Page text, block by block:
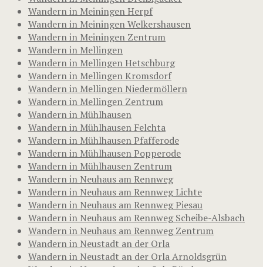
Wandern in Meiningen Herpf
Wandern in Meiningen Welkershausen
Wandern in Meiningen Zentrum
Wandern in Mellingen
Wandern in Mellingen Hetschburg
Wandern in Mellingen Kromsdorf
Wandern in Mellingen Niedermöllern
Wandern in Mellingen Zentrum
Wandern in Mühlhausen
Wandern in Mühlhausen Felchta
Wandern in Mühlhausen Pfafferode
Wandern in Mühlhausen Popperode
Wandern in Mühlhausen Zentrum
Wandern in Neuhaus am Rennweg
Wandern in Neuhaus am Rennweg Lichte
Wandern in Neuhaus am Rennweg Piesau
Wandern in Neuhaus am Rennweg Scheibe-Alsbach
Wandern in Neuhaus am Rennweg Zentrum
Wandern in Neustadt an der Orla
Wandern in Neustadt an der Orla Arnoldsgrün